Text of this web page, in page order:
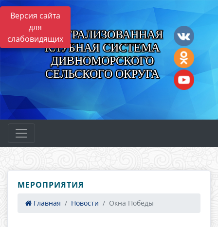
Версия сайта
для
слабовидящихЦЕНТРАЛИЗОВАННАЯ
КЛУБНАЯ СИСТЕМА
ДИВНОМОРСКОГО
СЕЛЬСКОГО ОКРУГА
МЕРОПРИЯТИЯ
Главная Новости Окна Победы